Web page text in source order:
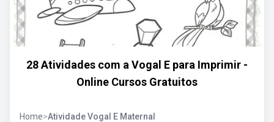
28 Atividades com a Vogal E para Imprimir -
Online Cursos Gratuitos
Home>Atividade Vogal E Maternal